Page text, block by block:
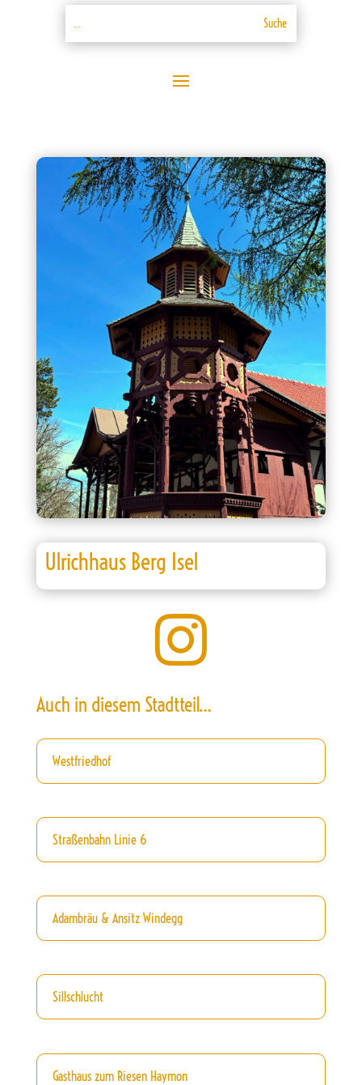
Ulrichhaus Berg Isel

Auch in diesem Stadtteil…
Westfriedhof
Straßenbahn Linie 6
Adambräu & Ansitz Windegg
Sillschlucht
Gasthaus zum Riesen Haymon